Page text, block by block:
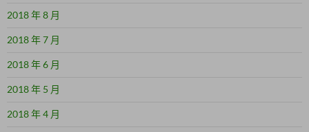
2018 年 8 月
2018 年 7 月
2018 年 6 月
2018 年 5 月
2018 年 4 月